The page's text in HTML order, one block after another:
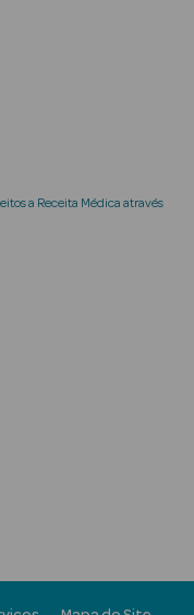
a Receita Médica através